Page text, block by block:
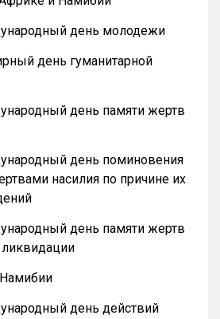
день молодежи
день гуманитарной
день памяти жертв
день поминовения
насилия по причине их
день памяти жертв
ликвидации
день действий